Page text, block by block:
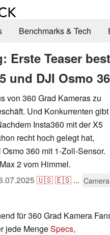
Benchmarks & Tech
Erste Teaser
und DJI Osmo
von 360 Grad Kameras zu
Und Konkurrenten gibt
Insta360 mit der X5
recht hoch gelegt hat,
360 mit 1-Zoll-Sensor.
2 vom Himmel.
🇺🇸🇪🇸 ... Camera
für 360 Grad Kamera
jede MengeSpecs,